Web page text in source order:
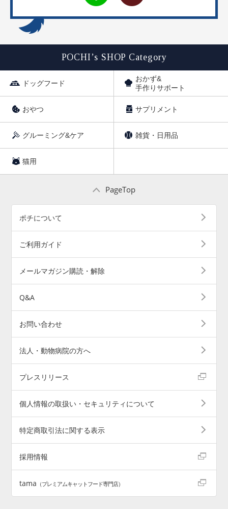
POCHI’s SHOP Category
ドッグフード
おかず&
手作りサポート
おやつ サプリメント
グルーミング&ケア 雑貨・日用品
猫用
PageTop
ポチについて
ご利用ガイド
メールマガジン購読・解除
Q&A
お問い合わせ
法人・動物病院の方へ
プレスリリース
個人情報の取扱い・セキュリティについて
特定商取引法に関する表示
採用情報
tama （プレミアムキャットフード専門店）